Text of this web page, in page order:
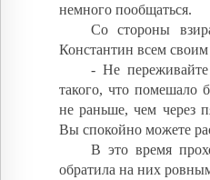
немного пообщаться.
Со стороны
Константин всем
- Не
такого, что помешало
не раньше, чем через
Вы спокойно можете
В это время
обратила на них